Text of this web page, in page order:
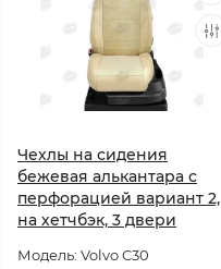
Чехлы на сидения
бежевая алькантара с
перфорацией вариант 2,
на хетчбэк, 3 двери
Модель: Volvo C30